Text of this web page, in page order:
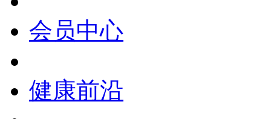
会员中心
健康前沿